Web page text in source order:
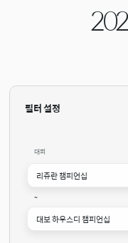
필터 설정
대회
~